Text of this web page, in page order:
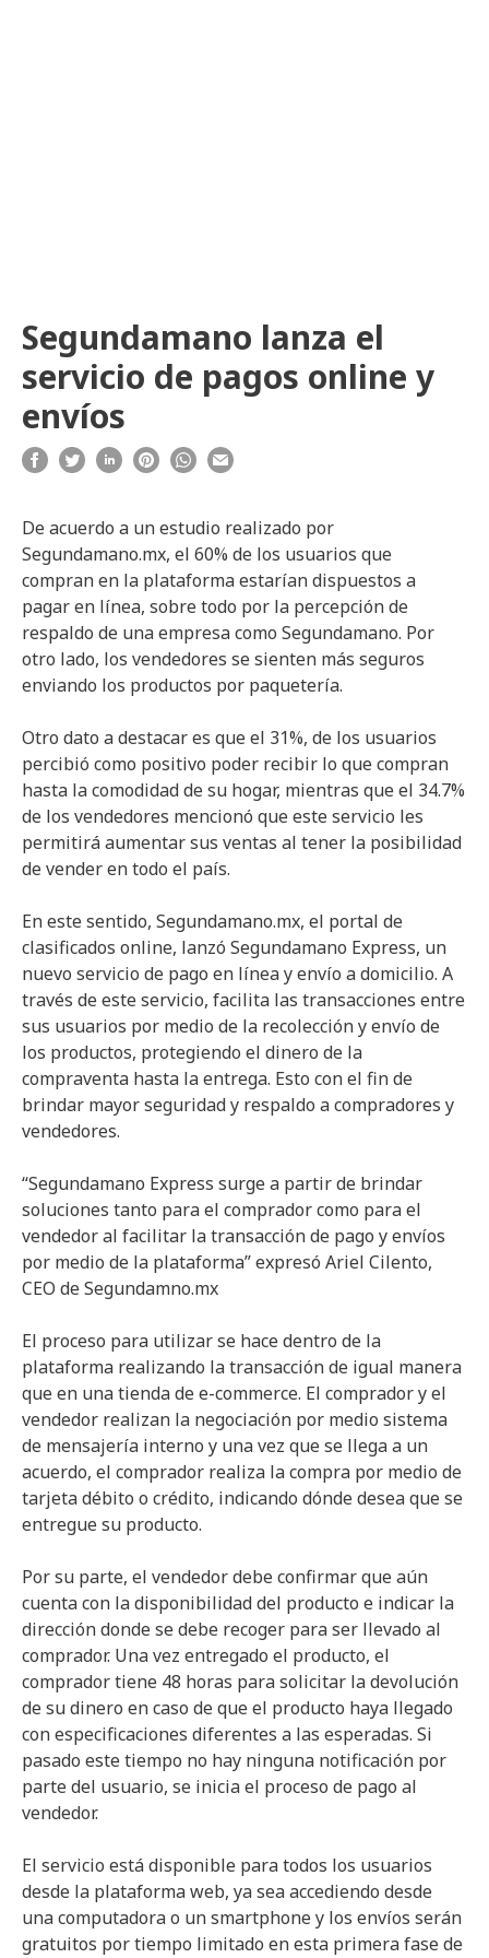
Segundamano lanza el
servicio de pagos online y
envíos
De acuerdo a un estudio realizado por
Segundamano.mx, el 60% de los usuarios que
compran en la plataforma estarían dispuestos a
pagar en línea, sobre todo por la percepción de
respaldo de una empresa como Segundamano. Por
otro lado, los vendedores se sienten más seguros
enviando los productos por paquetería.
Otro dato a destacar es que el 31%, de los usuarios
percibió como positivo poder recibir lo que compran
hasta la comodidad de su hogar, mientras que el 34.7%
de los vendedores mencionó que este servicio les
permitirá aumentar sus ventas al tener la posibilidad
de vender en todo el país.
En este sentido, Segundamano.mx, el portal de
clasificados online, lanzó Segundamano Express, un
nuevo servicio de pago en línea y envío a domicilio. A
través de este servicio, facilita las transacciones entre
sus usuarios por medio de la recolección y envío de
los productos, protegiendo el dinero de la
compraventa hasta la entrega. Esto con el fin de
brindar mayor seguridad y respaldo a compradores y
vendedores.
“Segundamano Express surge a partir de brindar
soluciones tanto para el comprador como para el
vendedor al facilitar la transacción de pago y envíos
por medio de la plataforma” expresó Ariel Cilento,
CEO de Segundamno.mx
El proceso para utilizar se hace dentro de la
plataforma realizando la transacción de igual manera
que en una tienda de e-commerce. El comprador y el
vendedor realizan la negociación por medio sistema
de mensajería interno y una vez que se llega a un
acuerdo, el comprador realiza la compra por medio de
tarjeta débito o crédito, indicando dónde desea que se
entregue su producto.
Por su parte, el vendedor debe confirmar que aún
cuenta con la disponibilidad del producto e indicar la
dirección donde se debe recoger para ser llevado al
comprador. Una vez entregado el producto, el
comprador tiene 48 horas para solicitar la devolución
de su dinero en caso de que el producto haya llegado
con especificaciones diferentes a las esperadas. Si
pasado este tiempo no hay ninguna notificación por
parte del usuario, se inicia el proceso de pago al
vendedor.
El servicio está disponible para todos los usuarios
desde la plataforma web, ya sea accediendo desde
una computadora o un smartphone y los envíos serán
gratuitos por tiempo limitado en esta primera fase de